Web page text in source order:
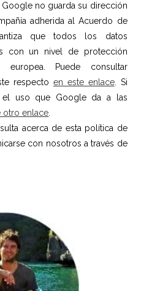
no guarda su dirección
adherida al Acuerdo de
que todos los datos
con un nivel de protección
Puede consultar
respecto en este enlace. Si
el uso que Google da a las
otro enlace
acerca de esta política de
con nosotros a través de